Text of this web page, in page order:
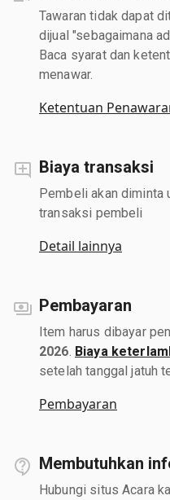
Tawaran tidak dapat
dijual "sebagaimana
Baca syarat dan
menawar.
Ketentuan
Biaya transaksi
Pembeli akan diminta
transaksi pembeli
Detail lainnya
Pembayaran
Item harus dibayar
2026 Biaya
setelah tanggal jatuh
Pembayaran
Membutuhkan
Hubungi situs Acara